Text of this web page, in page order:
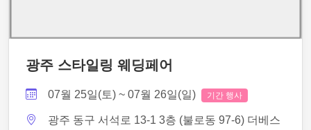
광주 스타일링 웨딩페어
07월 25일(토) ~ 07월 26일(일) 기간 행사
광주 동구 서석로 13-1 3층 (불로동 97-6) 더베스